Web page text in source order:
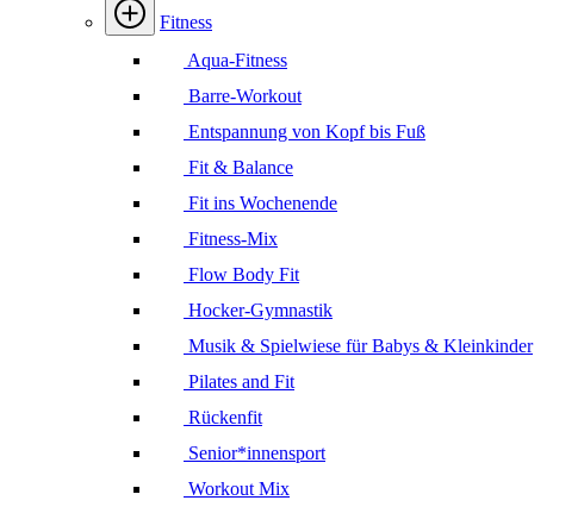
Fitness
Aqua-Fitness
Barre-Workout
Entspannung von Kopf bis Fuß
Fit & Balance
Fit ins Wochenende
Fitness-Mix
Flow Body Fit
Hocker-Gymnastik
Musik & Spielwiese für Babys & Kleinkinder
Pilates and Fit
Rückenfit
Senior*innensport
Workout Mix